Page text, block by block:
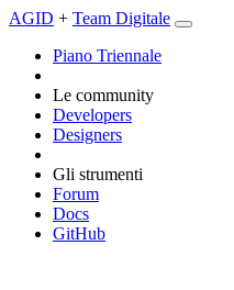
AGID + Team Digitale
Piano Triennale
Le community
Developers
Designers
Gli strumenti
Forum
Docs
GitHub